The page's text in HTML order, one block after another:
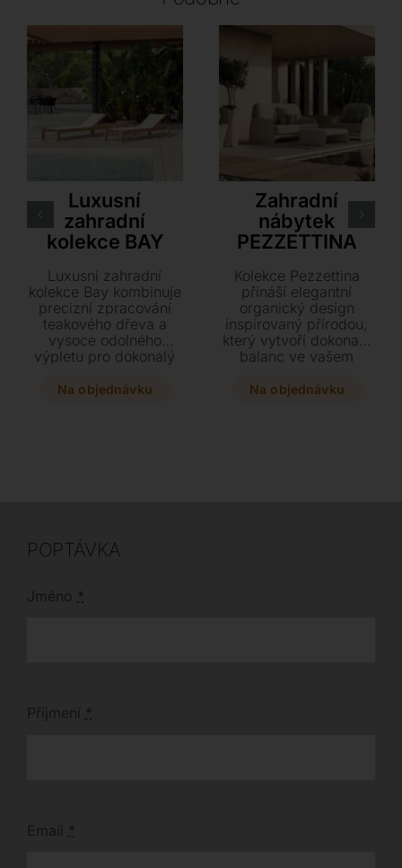
Luxusní
zahradní
kolekce BAY
Luxusní zahradní
kolekce Bay kombinuje
precizní zpracování
teakového dřeva a
vysoce odolného
výpletu pro dokonalý
variabilní řada nabízí
Na objednávku
Zahradní
nábytek
PEZZETTINA
Kolekce Pezzettina
přináší elegantní
organický design
inspirovaný přírodou,
který vytvoří dokonalý
balanc ve vašem
Tento 100%
Na objednávku
POPTÁVKA
Jméno *
Příjmení *
Email *